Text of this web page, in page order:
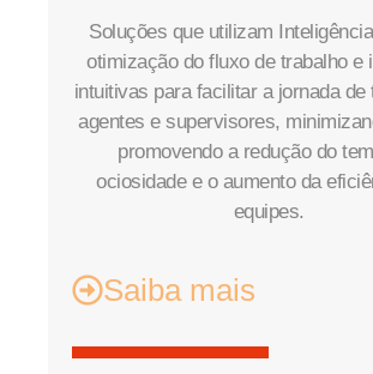
Soluções que utilizam
otimização do fluxo de trabalho e
intuitivas para facilitar a jornada de
agentes e supervisores,
promovendo a redução do
ociosidade e o aumento da
equipes.
Saiba mais